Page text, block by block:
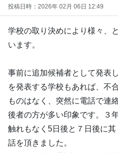
投稿日時：2026年 02月 06日 12:49
学校の取り決めにより様々、
います。
事前に追加候補者として発表
を発表する学校もあれば、不
ものはなく、突然に電話で連
後者の方が多い印象です。３
触れもなく5日後と７日後に
話を頂きました。